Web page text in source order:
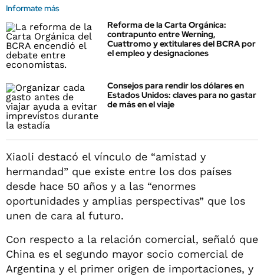
Informate más
Reforma de la Carta Orgánica:
contrapunto entre Werning,
Cuattromo y extitulares del BCRA por
el empleo y designaciones
Consejos para rendir los dólares en
Estados Unidos: claves para no gastar
de más en el viaje
Xiaoli destacó el vínculo de “amistad y
hermandad” que existe entre los dos países
desde hace 50 años y a las “enormes
oportunidades y amplias perspectivas” que los
unen de cara al futuro.
Con respecto a la relación comercial, señaló que
China es el segundo mayor socio comercial de
Argentina y el primer origen de importaciones, y